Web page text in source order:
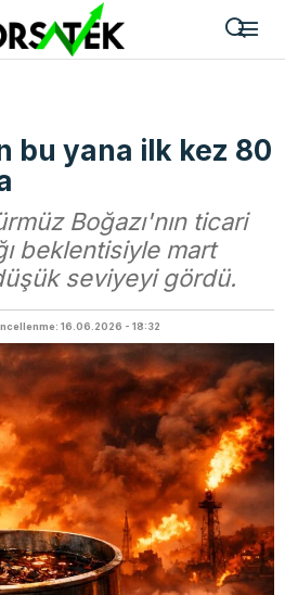
bu yana ilk kez 80
Boğazı'nın ticari
beklentisiyle mart
seviyeyi gördü.
16.06.2026 - 18:32